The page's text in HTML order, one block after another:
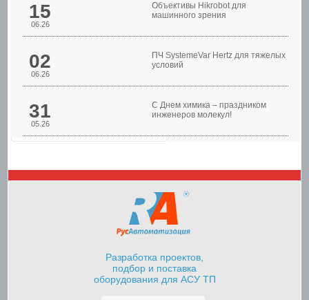
15
06.26
Объективы Hikrobot для
машинного зрения
02
06.26
ПЧ SystemeVar Hertz для тяжелых
условий
31
05.26
С Днем химика – праздником
инженеров молекул!
Разработка проектов,
подбор и поставка
оборудования для АСУ ТП